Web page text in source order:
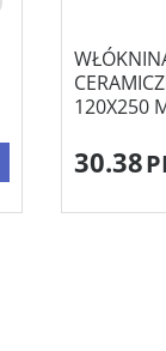
120X250
30.38